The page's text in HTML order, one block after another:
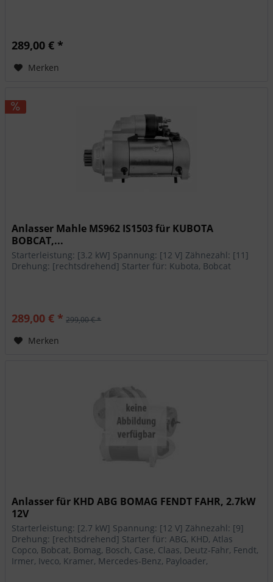
289,00 € *
Merken
Anlasser Mahle MS962 IS1503 für KUBOTA
BOBCAT,...
Starterleistung: [3.2 kW] Spannung: [12 V] Zähnezahl: [11]
Drehung: [rechtsdrehend] Starter für: Kubota, Bobcat
289,00 € * 299,00 € *
Merken
Anlasser für KHD ABG BOMAG FENDT FAHR, 2.7kW
12V
Starterleistung: [2.7 kW] Spannung: [12 V] Zähnezahl: [9]
Drehung: [rechtsdrehend] Starter für: ABG, KHD, Atlas
Copco, Bobcat, Bomag, Bosch, Case, Claas, Deutz-Fahr, Fendt,
Irmer, Iveco, Kramer, Mercedes-Benz, Payloader,